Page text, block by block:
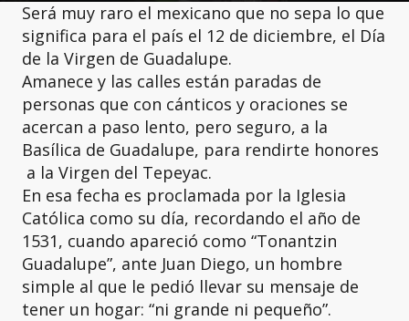
Será muy raro el mexicano que no sepa lo que
significa para el país el 12 de diciembre, el Día
de la Virgen de Guadalupe.
Amanece y las calles están paradas de
personas que con cánticos y oraciones se
acercan a paso lento, pero seguro, a la
Basílica de Guadalupe, para rendirte honores
a la Virgen del Tepeyac.
En esa fecha es proclamada por la Iglesia
Católica como su día, recordando el año de
1531, cuando apareció como “Tonantzin
Guadalupe”, ante Juan Diego, un hombre
simple al que le pedió llevar su mensaje de
tener un hogar: “ni grande ni pequeño”.